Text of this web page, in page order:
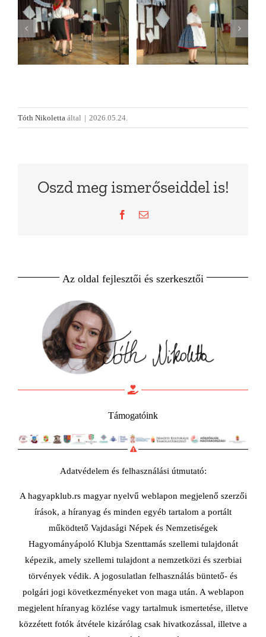
Tóth Nikoletta által | 2026.05.24.
Oszd meg ismerőseiddel is!
FacebookEmail:
Az oldal fejlesztői és szerkesztői
Támogatóink
Adatvédelem és felhasználási útmutató:
A hagyapklub.rs magyar nyelvű weblapon megjelenő szerzői
írások, a híranyag és minden egyéb tartalom a portált
működtető Vajdasági Népek és Nemzetiségek
Hagyományápoló Klubja Szenttamás szellemi tulajdonát
képezik, amely szellemi tulajdont a nemzetközi és szerbiai
törvények védik. A jogosulatlan felhasználás büntető- és
polgári jogi következményeket von maga után. A weblapon
megjelent híranyag közlése vagy tartalmuk ismertetése, illetve
közzétett fotók átvétele kizárólag csak hivatkozással, illetve a